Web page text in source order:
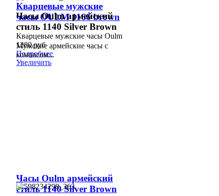
Кварцевые мужские
часы OULM 1166 brown
Кварцевые мужские часы Oulm
1280 руб
Подробнее
Увеличить
Часы Oulm армейский
стиль 1140 Silver Brown
Мужские армейские часы с
компасом...
Часы Oulm армейский
стиль 1140 Silver Brown